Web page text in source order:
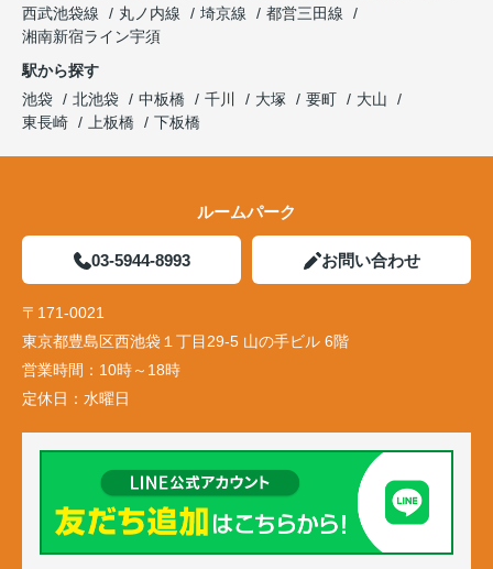
西武池袋線
丸ノ内線 埼京線
都営三田線
湘南新宿ライン宇須
駅から探す
池袋
北池袋 中板橋 千川 大塚 要町
大山
東長崎
上板橋 下板橋
ルームパーク
03-5944-8993 お問い合わせ
〒171-0021
東京都豊島区西池袋１丁目29-5 山の手ビル 6階
営業時間： 10時～18時
定休日： 水曜日